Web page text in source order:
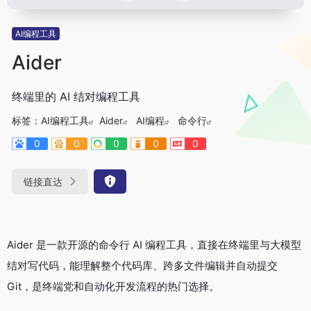
AI编程工具
Aider
终端里的 AI 结对编程工具
标签： AI编程工具 Aider AI编程
命令行
0
0 0 0 0
链接直达
Aider 是一款开源的命令行 AI 编程工具，直接在终端里与大模型
结对写代码，能理解整个代码库、跨多文件编辑并自动提交
Git，是终端党和自动化开发流程的热门选择。